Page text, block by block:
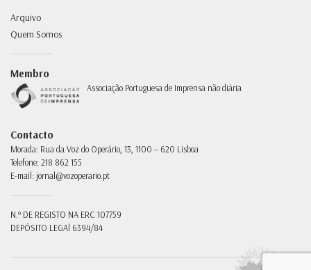
Arquivo
Quem Somos
Membro
Associação Portuguesa de Imprensa não diária
Contacto
Morada: Rua da Voz do Operário, 13, 1100 – 620 Lisboa
Telefone: 218 862 155
E-mail: jornal@vozoperario.pt
N.º DE REGISTO NA ERC 107759
DEPÓSITO LEGAl 6394/84